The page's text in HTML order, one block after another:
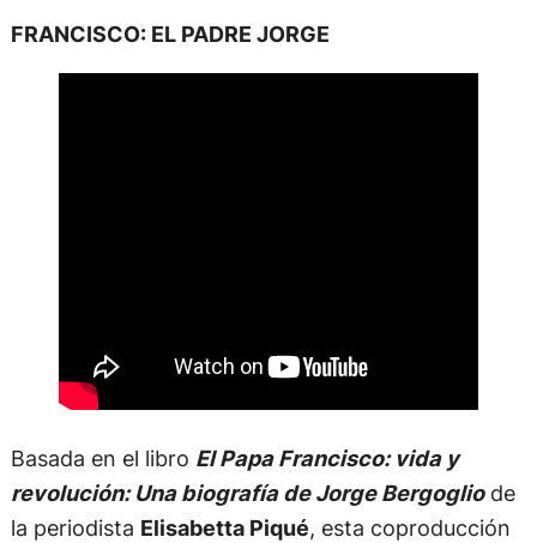
FRANCISCO: EL PADRE JORGE
Basada en el libro El Papa Francisco: vida y
revolución: Una biografía de Jorge Bergogliode
la periodista Elisabetta Piqué, esta coproducción